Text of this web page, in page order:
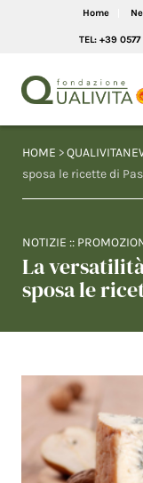
Home
TEL: +39
HOME >
sposa le ricette di
NOTIZIE ::
La
sposa le